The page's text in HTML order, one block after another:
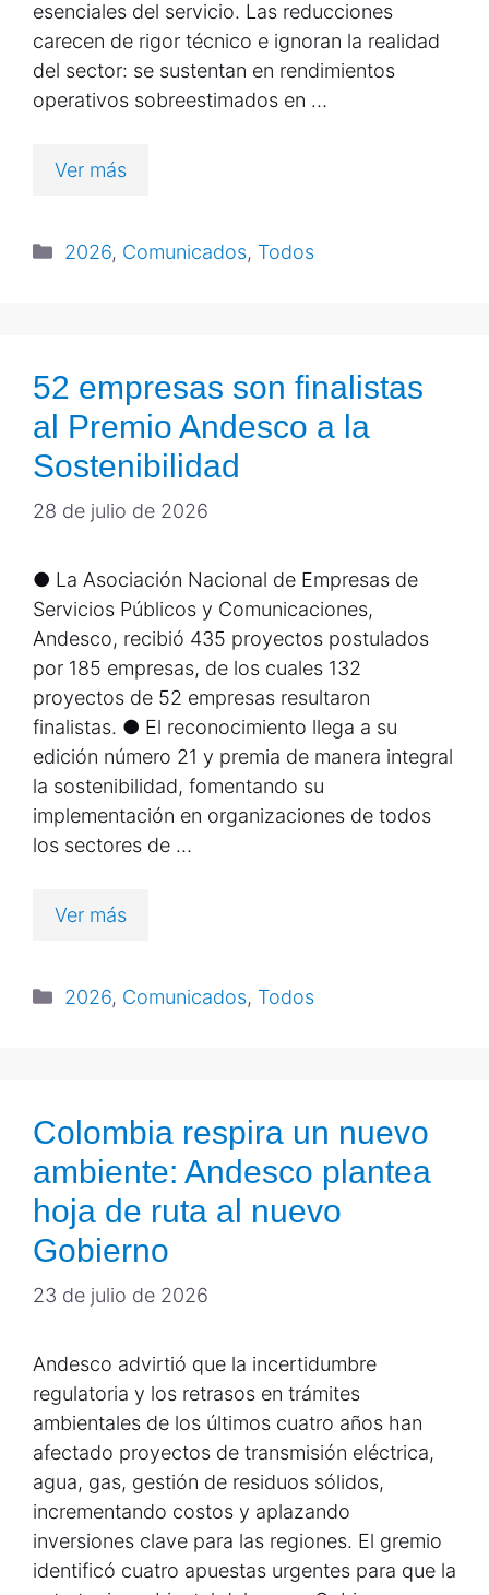
esenciales del servicio. Las reducciones
carecen de rigor técnico e ignoran la realidad
del sector: se sustentan en rendimientos
operativos sobreestimados en …
Ver más
2026, Comunicados, Todos
52 empresas son finalistas
al Premio Andesco a la
Sostenibilidad
28 de julio de 2026
● La Asociación Nacional de Empresas de
Servicios Públicos y Comunicaciones,
Andesco, recibió 435 proyectos postulados
por 185 empresas, de los cuales 132
proyectos de 52 empresas resultaron
finalistas. ● El reconocimiento llega a su
edición número 21 y premia de manera integral
la sostenibilidad, fomentando su
implementación en organizaciones de todos
los sectores de …
Ver más
2026, Comunicados, Todos
Colombia respira un nuevo
ambiente: Andesco plantea
hoja de ruta al nuevo
Gobierno
23 de julio de 2026
Andesco advirtió que la incertidumbre
regulatoria y los retrasos en trámites
ambientales de los últimos cuatro años han
afectado proyectos de transmisión eléctrica,
agua, gas, gestión de residuos sólidos,
incrementando costos y aplazando
inversiones clave para las regiones. El gremio
identificó cuatro apuestas urgentes para que la